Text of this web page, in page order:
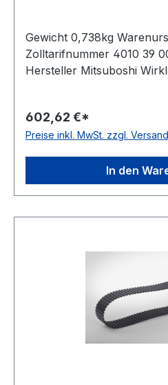
Gewicht 0,738kg
Zolltarifnummer 4010 39
Hersteller Mitsuboshi
Material Neoprene
DIN 5296 antistatisch ja
602,62 €*
Preise inkl. MwSt. zzgl.
In den